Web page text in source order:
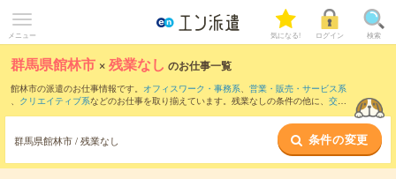
メニュー 気になる! ログイン 検索
群馬県館林市 ×残業なし のお仕事一覧
館林市の派遣のお仕事情報です。 オフィスワーク・事務系、 営業・販売・サービス系
、 クリエイティブ系などのお仕事を取り揃えています。残業なしの条件の他に、 交通
群馬県館林市 / 残業なし 条件の変更